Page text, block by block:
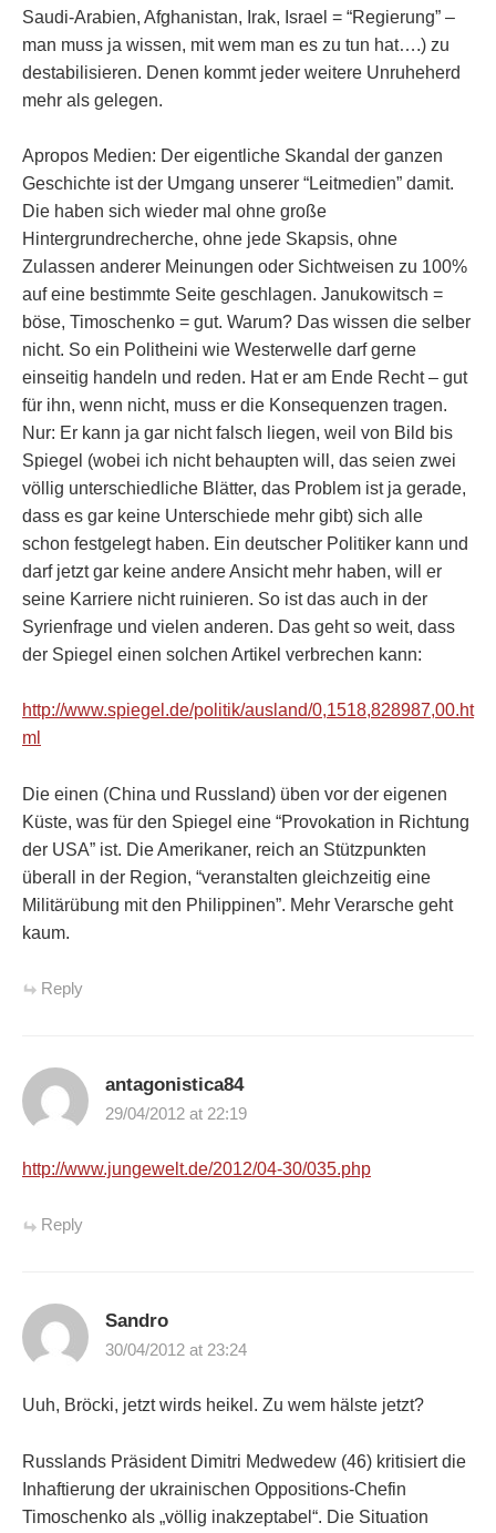
Saudi-Arabien, Afghanistan, Irak, Israel = “Regierung” –
man muss ja wissen, mit wem man es zu tun hat….) zu
destabilisieren. Denen kommt jeder weitere Unruheherd
mehr als gelegen.
Apropos Medien: Der eigentliche Skandal der ganzen
Geschichte ist der Umgang unserer “Leitmedien” damit.
Die haben sich wieder mal ohne große
Hintergrundrecherche, ohne jede Skapsis, ohne
Zulassen anderer Meinungen oder Sichtweisen zu 100%
auf eine bestimmte Seite geschlagen. Janukowitsch =
böse, Timoschenko = gut. Warum? Das wissen die selber
nicht. So ein Politheini wie Westerwelle darf gerne
einseitig handeln und reden. Hat er am Ende Recht – gut
für ihn, wenn nicht, muss er die Konsequenzen tragen.
Nur: Er kann ja gar nicht falsch liegen, weil von Bild bis
Spiegel (wobei ich nicht behaupten will, das seien zwei
völlig unterschiedliche Blätter, das Problem ist ja gerade,
dass es gar keine Unterschiede mehr gibt) sich alle
schon festgelegt haben. Ein deutscher Politiker kann und
darf jetzt gar keine andere Ansicht mehr haben, will er
seine Karriere nicht ruinieren. So ist das auch in der
Syrienfrage und vielen anderen. Das geht so weit, dass
der Spiegel einen solchen Artikel verbrechen kann:
http://www.spiegel.de/politik/ausland/0,1518,828987,00.ht
ml
Die einen (China und Russland) üben vor der eigenen
Küste, was für den Spiegel eine “Provokation in Richtung
der USA” ist. Die Amerikaner, reich an Stützpunkten
überall in der Region, “veranstalten gleichzeitig eine
Militärübung mit den Philippinen”. Mehr Verarsche geht
kaum.
Reply
antagonistica84
29/04/2012 at 22:19
http://www.jungewelt.de/2012/04-30/035.php
Reply
Sandro
30/04/2012 at 23:24
Uuh, Bröcki, jetzt wirds heikel. Zu wem hälste jetzt?
Russlands Präsident Dimitri Medwedew (46) kritisiert die
Inhaftierung der ukrainischen Oppositions-Chefin
Timoschenko als „völlig inakzeptabel“. Die Situation